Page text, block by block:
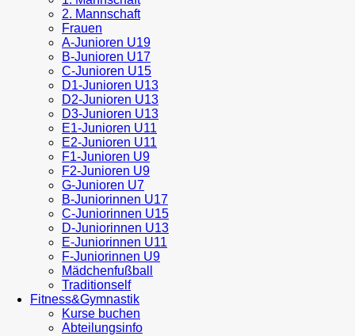
2. Mannschaft
Frauen
A-Junioren U19
B-Junioren U17
C-Junioren U15
D1-Junioren U13
D2-Junioren U13
D3-Junioren U13
E1-Junioren U11
E2-Junioren U11
F1-Junioren U9
F2-Junioren U9
G-Junioren U7
B-Juniorinnen U17
C-Juniorinnen U15
D-Juniorinnen U13
E-Juniorinnen U11
F-Juniorinnen U9
Mädchenfußball
Traditionself
Fitness&Gymnastik
Kurse buchen
Abteilungsinfo